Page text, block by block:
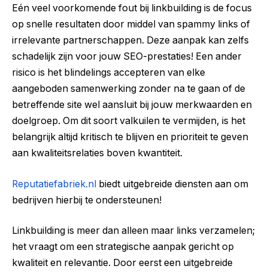
Eén veel voorkomende fout bij linkbuilding is de focus
op snelle resultaten door middel van spammy links of
irrelevante partnerschappen. Deze aanpak kan zelfs
schadelijk zijn voor jouw SEO-prestaties! Een ander
risico is het blindelings accepteren van elke
aangeboden samenwerking zonder na te gaan of de
betreffende site wel aansluit bij jouw merkwaarden en
doelgroep. Om dit soort valkuilen te vermijden, is het
belangrijk altijd kritisch te blijven en prioriteit te geven
aan kwaliteitsrelaties boven kwantiteit.
Reputatiefabriek.nl biedt uitgebreide diensten aan om
bedrijven hierbij te ondersteunen!
Linkbuilding is meer dan alleen maar links verzamelen;
het vraagt om een strategische aanpak gericht op
kwaliteit en relevantie. Door eerst een uitgebreide